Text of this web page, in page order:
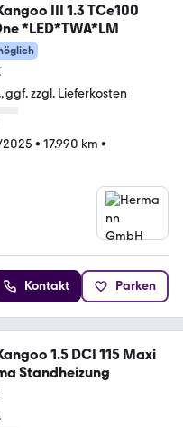
III 1.3 TCe100
*LED*TWA*LM
ggf. zzgl. Lieferkosten
2025 • 17.990 km •
Kontakt Parken
1.5 DCI 115 Maxi
Standheizung